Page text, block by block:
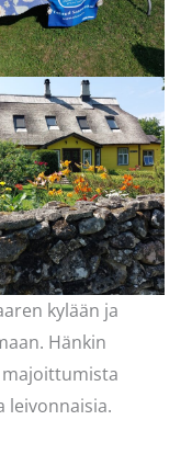
kylään ja
Hänkin
leivonnaisia.